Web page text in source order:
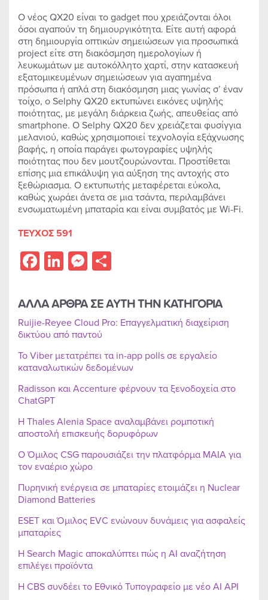
Ο νέος QX20 είναι το gadget που χρειάζονται όλοι
όσοι αγαπούν τη δημιουργικότητα. Είτε αυτή αφορά
στη δημιουργία οπτικών σημειώσεων για προσωπικά
project είτε στη διακόσμηση ημερολογίων ή
λευκωμάτων με αυτοκόλλητο χαρτί, στην κατασκευή
εξατομικευμένων σημειώσεων για αγαπημένα
πρόσωπα ή απλά στη διακόσμηση μιας γωνίας σ’ έναν
τοίχο, ο Selphy QX20 εκτυπώνει εικόνες υψηλής
ποιότητας, με μεγάλη διάρκεια ζωής, απευθείας από
smartphone. Ο Selphy QX20 δεν χρειάζεται φυσίγγια
μελανιού, καθώς χρησιμοποιεί τεχνολογία εξάχνωσης
βαφής, η οποία παράγει φωτογραφίες υψηλής
ποιότητας που δεν μουτζουρώνονται. Προστίθεται
επίσης μια επικάλυψη για αύξηση της αντοχής στο
ξεθώριασμα. Ο εκτυπωτής μεταφέρεται εύκολα,
καθώς χωράει άνετα σε μια τσάντα, περιλαμβάνει
ενσωματωμένη μπαταρία και είναι συμβατός με Wi-Fi.
ΤΕΥΧΟΣ 591
Facebook
LinkedIn
Messenger
ΑΛΛΑ ΑΡΘΡΑ ΣΕ ΑΥΤΗ ΤΗΝ ΚΑΤΗΓΟΡΙΑ
Ruijie-Reyee Cloud Pro: Επαγγελματική διαχείριση
δικτύου από παντού
Το Viber μετατρέπει τα in-app polls σε εργαλείο
καταναλωτικών δεδομένων
Radisson και Accenture φέρνουν τα ξενοδοχεία στο
ChatGPT
Η Thales Alenia Space αναλαμβάνει ρομποτική
αποστολή επισκευής δορυφόρων
Ο Όμιλος CSG παρουσιάζει την πλατφόρμα MAIA για
τον εναέριο χώρο
Πυρηνική ενέργεια σε μπαταρίες ετοιμάζει η Nuclear
Diamond Batteries
ESET και Όμιλος EVC ενώνουν δυνάμεις για ασφαλείς
μπαταρίες
Η Search Magic αποκαλύπτει πώς η AI αναζήτηση
επιλέγει προϊόντα
Η CBS συνδέει το Εθνικό Τυπογραφείο με νέο AI API